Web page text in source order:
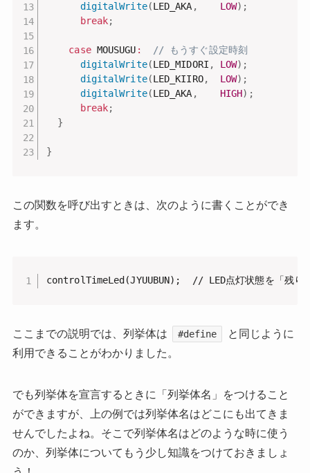
digitalWrite(LED_AKA , LOW) ;
break;
case MOUSUGU :
// もうすぐ設定時刻
digitalWrite(LED_MIDORI , LOW) ;
digitalWrite(LED_KIIRO, LOW) ;
digitalWrite(LED_AKA , HIGH) ;
break;
}
}
この関数を呼び出すときは、次のように書くことができ
ます。
controlTimeLed(JYUUBUN);  // LED点灯状態を「残り
ここまでの説明では、列挙体は #define
と同じように
利用できることがわかりました。
でも列挙体を宣言するときに「列挙体名」をつけること
ができますが、上の例では列挙体名はどこにも出てきま
せんでしたよね。そこで列挙体名はどのような時に使う
のか、列挙体についてもう少し知識をつけておきましょ